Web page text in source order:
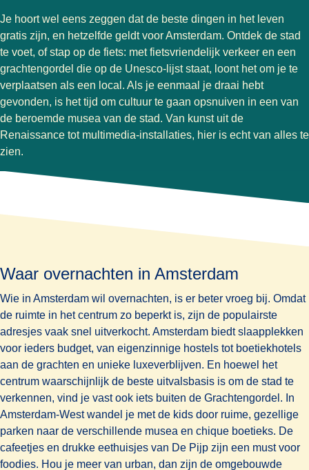
Je hoort wel eens zeggen dat de beste dingen in het leven
gratis zijn, en hetzelfde geldt voor Amsterdam. Ontdek de stad
te voet, of stap op de fiets: met fietsvriendelijk verkeer en een
grachtengordel die op de Unesco-lijst staat, loont het om je te
verplaatsen als een local. Als je eenmaal je draai hebt
gevonden, is het tijd om cultuur te gaan opsnuiven in een van
de beroemde musea van de stad. Van kunst uit de
Renaissance tot multimedia-installaties, hier is echt van alles te
zien.
Waar overnachten in Amsterdam
Wie in Amsterdam wil overnachten, is er beter vroeg bij. Omdat
de ruimte in het centrum zo beperkt is, zijn de populairste
adresjes vaak snel uitverkocht. Amsterdam biedt slaapplekken
voor ieders budget, van eigenzinnige hostels tot boetiekhotels
aan de grachten en unieke luxeverblijven. En hoewel het
centrum waarschijnlijk de beste uitvalsbasis is om de stad te
verkennen, vind je vast ook iets buiten de Grachtengordel. In
Amsterdam-West wandel je met de kids door ruime, gezellige
parken naar de verschillende musea en chique boetieks. De
cafeetjes en drukke eethuisjes van De Pijp zijn een must voor
foodies. Hou je meer van urban, dan zijn de omgebouwde